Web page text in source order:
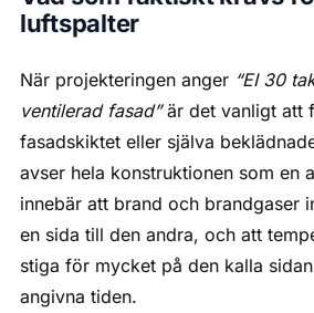
luftspalter
När projekteringen anger “EI 30
ventilerad fasad”är det vanligt att
fasadskiktet eller själva
avser hela konstruktionen som en
innebär att brand och brandgaser
en sida till den andra, och att
stiga för mycket på den kalla
angivna tiden.